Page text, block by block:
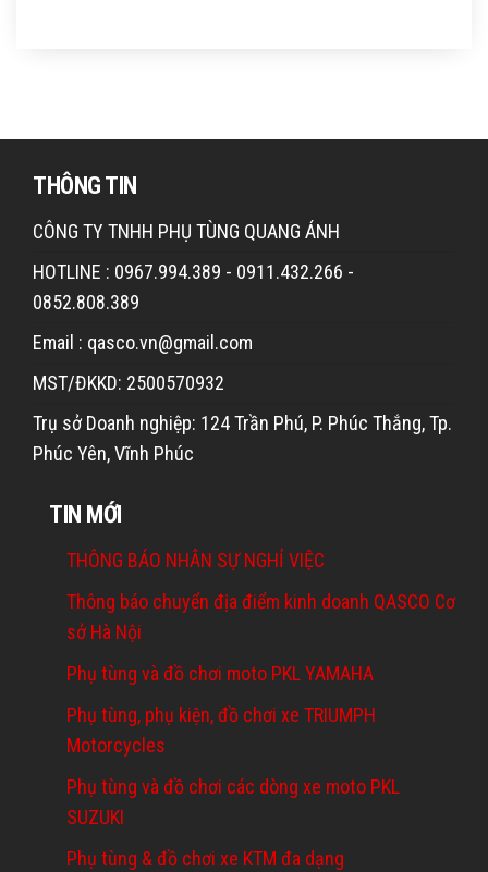
THÔNG TIN
CÔNG TY TNHH PHỤ TÙNG QUANG ÁNH
HOTLINE : 0967.994.389 - 0911.432.266 -
0852.808.389
Email : qasco.vn@gmail.com
MST/ĐKKD: 2500570932
Trụ sở Doanh nghiệp: 124 Trần Phú, P. Phúc Thắng, Tp.
Phúc Yên, Vĩnh Phúc
TIN MỚI
THÔNG BÁO NHÂN SỰ NGHỈ VIỆC
Thông báo chuyển địa điểm kinh doanh QASCO Cơ
sở Hà Nội
Phụ tùng và đồ chơi moto PKL YAMAHA
Phụ tùng, phụ kiện, đồ chơi xe TRIUMPH
Motorcycles
Phụ tùng và đồ chơi các dòng xe moto PKL
SUZUKI
Phụ tùng & đồ chơi xe KTM đa dạng